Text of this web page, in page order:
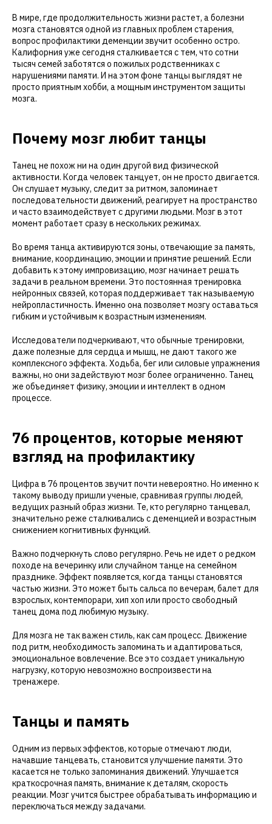
В мире, где продолжительность жизни растет, а болезни
мозга становятся одной из главных проблем старения,
вопрос профилактики деменции звучит особенно остро.
Калифорния уже сегодня сталкивается с тем, что сотни
тысяч семей заботятся о пожилых родственниках с
нарушениями памяти. И на этом фоне танцы выглядят не
просто приятным хобби, а мощным инструментом защиты
мозга.
Почему мозг любит танцы
Танец не похож ни на один другой вид физической
активности. Когда человек танцует, он не просто двигается.
Он слушает музыку, следит за ритмом, запоминает
последовательности движений, реагирует на пространство
и часто взаимодействует с другими людьми. Мозг в этот
момент работает сразу в нескольких режимах.
Во время танца активируются зоны, отвечающие за память,
внимание, координацию, эмоции и принятие решений. Если
добавить к этому импровизацию, мозг начинает решать
задачи в реальном времени. Это постоянная тренировка
нейронных связей, которая поддерживает так называемую
нейропластичность. Именно она позволяет мозгу оставаться
гибким и устойчивым к возрастным изменениям.
Исследователи подчеркивают, что обычные тренировки,
даже полезные для сердца и мышц, не дают такого же
комплексного эффекта. Ходьба, бег или силовые упражнения
важны, но они задействуют мозг более ограниченно. Танец
же объединяет физику, эмоции и интеллект в одном
процессе.
76 процентов, которые меняют
взгляд на профилактику
Цифра в 76 процентов звучит почти невероятно. Но именно к
такому выводу пришли ученые, сравнивая группы людей,
ведущих разный образ жизни. Те, кто регулярно танцевал,
значительно реже сталкивались с деменцией и возрастным
снижением когнитивных функций.
Важно подчеркнуть слово регулярно. Речь не идет о редком
походе на вечеринку или случайном танце на семейном
празднике. Эффект появляется, когда танцы становятся
частью жизни. Это может быть сальса по вечерам, балет для
взрослых, контемпорари, хип хоп или просто свободный
танец дома под любимую музыку.
Для мозга не так важен стиль, как сам процесс. Движение
под ритм, необходимость запоминать и адаптироваться,
эмоциональное вовлечение. Все это создает уникальную
нагрузку, которую невозможно воспроизвести на
тренажере.
Танцы и память
Одним из первых эффектов, которые отмечают люди,
начавшие танцевать, становится улучшение памяти. Это
касается не только запоминания движений. Улучшается
краткосрочная память, внимание к деталям, скорость
реакции. Мозг учится быстрее обрабатывать информацию и
переключаться между задачами.